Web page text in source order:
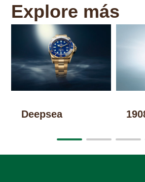
Explore más
Deepsea